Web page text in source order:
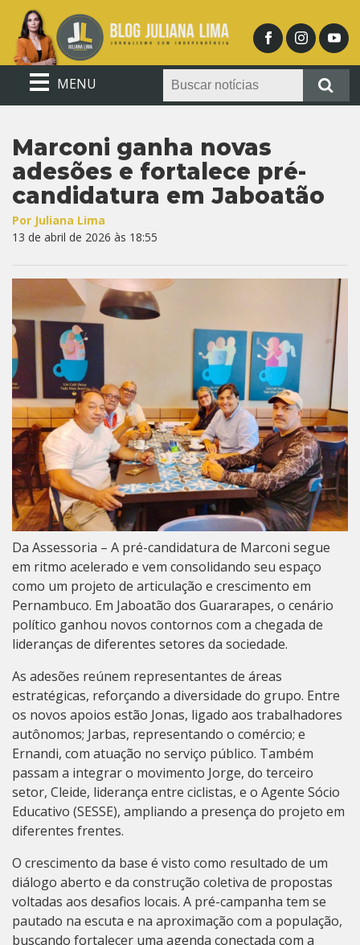
MENU
Marconi ganha novas
adesões e fortalece pré-
candidatura em Jaboatão
Por Juliana Lima
13 de abril de 2026 às 18:55
Da Assessoria – A pré-candidatura de Marconi segue
em ritmo acelerado e vem consolidando seu espaço
como um projeto de articulação e crescimento em
Pernambuco. Em Jaboatão dos Guararapes, o cenário
político ganhou novos contornos com a chegada de
lideranças de diferentes setores da sociedade.
As adesões reúnem representantes de áreas
estratégicas, reforçando a diversidade do grupo. Entre
os novos apoios estão Jonas, ligado aos trabalhadores
autônomos; Jarbas, representando o comércio; e
Ernandi, com atuação no serviço público. Também
passam a integrar o movimento Jorge, do terceiro
setor, Cleide, liderança entre ciclistas, e o Agente Sócio
Educativo (SESSE), ampliando a presença do projeto em
diferentes frentes.
O crescimento da base é visto como resultado de um
diálogo aberto e da construção coletiva de propostas
voltadas aos desafios locais. A pré-campanha tem se
pautado na escuta e na aproximação com a população,
buscando fortalecer uma agenda conectada com a